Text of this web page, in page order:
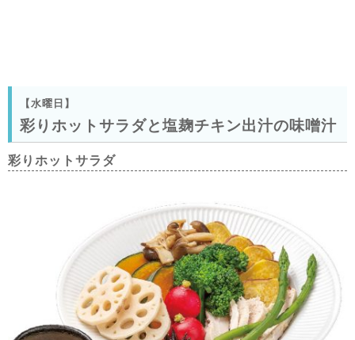
【水曜日】
彩りホットサラダと塩麹チキン出汁の味噌汁
彩りホットサラダ